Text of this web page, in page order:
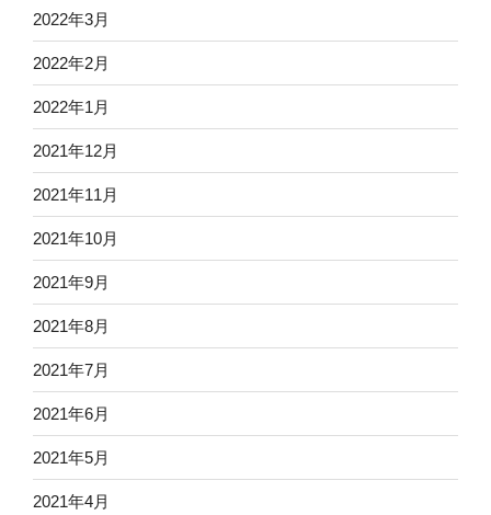
2022年3月
2022年2月
2022年1月
2021年12月
2021年11月
2021年10月
2021年9月
2021年8月
2021年7月
2021年6月
2021年5月
2021年4月